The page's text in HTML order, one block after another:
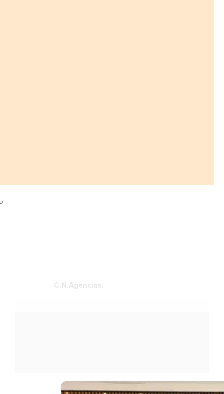
C.N.Agencias.